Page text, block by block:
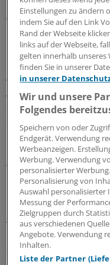
Das haben wir auch
wird es vermutlich
Prozent geben.
Deutlich über Plan
Ausgaben. Das ist
günstigeren
deutlich mehr
Erfreulich ist die
Arzneimittelausgaben.
ist es zu verdanken,
im hohen einstelligen
Ärzte Zeitung: Andere
"Garantiert kein
Baden-Württemberg mit
Einstellungen zu ändern
indem Sie auf den Link
Rand der Webseite
links auf der Webseite,
gelten innerhalb
finden Sie in unserer
in unserer
Wir und unsere
Folgendes
Speichern von oder
Endgerät. Verwendung
Werbeanzeigen.
Werbung. Verwendung
personalisierter
Personalisierung von
Auswahl personalisierter
Messung der
Zielgruppen durch
aus verschiedenen
Angebote. Verwendung
Inhalten.
Liste der Partner